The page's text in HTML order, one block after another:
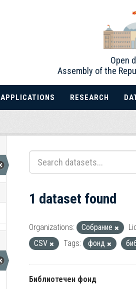
Open
Assembly of the
APPLICATIONS RESEARCH
1 dataset found
Organizations: Собрание
CSV
Tags: фонд
Библиотечен фонд